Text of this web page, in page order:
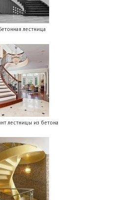
лестница
лестницы из бетона